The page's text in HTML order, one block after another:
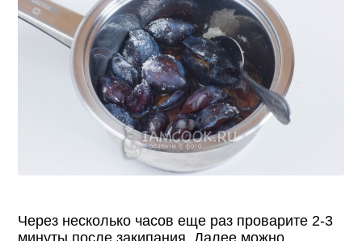
Через несколько часов еще раз проварите 2-3
минуты после закипания. Далее можно